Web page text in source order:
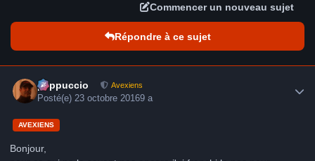
Commencer un nouveau sujet
Répondre à ce sujet
peppuccio Avexiens
Posté(e) 23 octobre 20169 a
AVEXIENS
Bonjour,